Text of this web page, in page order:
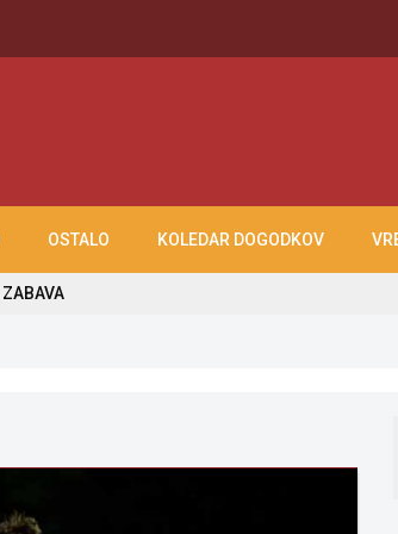
OSTALO KOLEDAR DOGODKOV
ZABAVA